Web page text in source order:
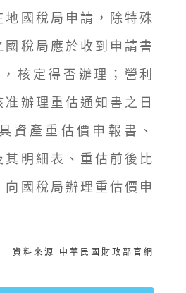
地國稅局申請，除特殊
國稅局應於收到申請書
核定得否辦理；營利
辦理重估通知書之日
資產重估價申報書、
其明細表、重估前後比
國稅局辦理重估價申
資料來源 中華民國財政部官網